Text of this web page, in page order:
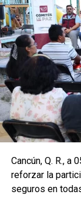
En la
avenida
Supermanzana
intersección de
Hacienda de la
un programa
supermanzanas
255 y 517.
Como parte de
también se
de las
Cancún, Q. R.,
reforzar la
seguros en